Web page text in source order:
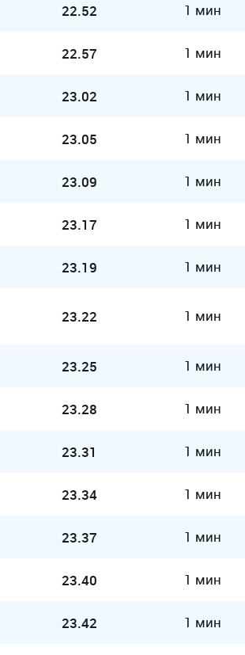
22.52 1 мин
22.57 1 мин
23.02 1 мин
23.05 1 мин
23.09 1 мин
23.17 1 мин
23.19 1 мин
23.22 1 мин
23.25 1 мин
23.28 1 мин
23.31 1 мин
23.34 1 мин
23.37 1 мин
23.40 1 мин
23.42 1 мин